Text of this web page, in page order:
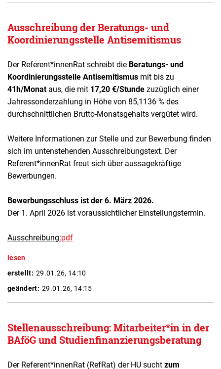
Ausschreibung der Beratungs- und
Koordinierungsstelle Antisemitismus
Der Referent*innenRat schreibt die Beratungs- und
Koordinierungsstelle Antisemitismus mit bis zu
41h/Monat aus, die mit 17,20 €/Stunde zuzüglich einer
Jahressonderzahlung in Höhe von 85,1136 % des
durchschnittlichen Brutto-Monatsgehalts vergütet wird.
Weitere Informationen zur Stelle und zur Bewerbung finden
sich im untenstehenden Ausschreibungstext. Der
Referent*innenRat freut sich über aussagekräftige
Bewerbungen.
Bewerbungsschluss ist der 6. März 2026.
Der 1. April 2026 ist voraussichtlicher Einstellungstermin.
Ausschreibung:pdf
lesen
erstellt: 29.01.26, 14:10
geändert: 29.01.26, 14:15
Stellenausschreibung: Mitarbeiter*in in der
BAföG und Studienfinanzierungsberatung
Der Referent*innenRat (RefRat) der HU sucht zum